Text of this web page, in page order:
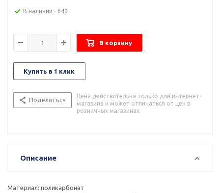
В наличии - 640
В корзину
Купить в 1 клик
Поделиться
Цена действительна только для интернет-
магазина и может отличаться от цен в
розничных магазинах
Описание
Материал: поликарбонат